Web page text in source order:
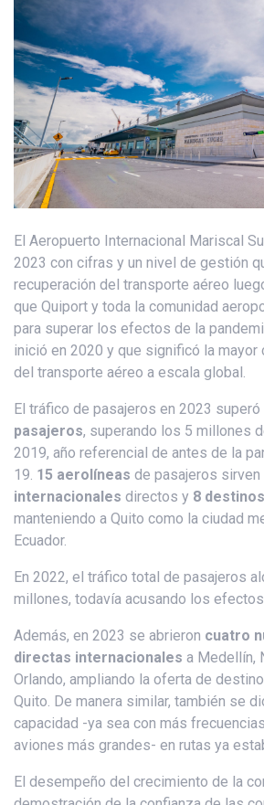
El Aeropuerto Internacional Mariscal
2023 con cifras y un nivel de gestión
recuperación del transporte aéreo
que Quiport y toda la comunidad
para superar los efectos de la
inició en 2020 y que significó la mayor
del transporte aéreo a escala global.
El tráfico de pasajeros en 2023 superó
pasajeros, superando los 5 millones
2019, año referencial de antes de la
19. 15 aerolíneas de pasajeros sirven
internacionales directos y 8
manteniendo a Quito como la ciudad
Ecuador.
En 2022, el tráfico total de pasajeros
millones, todavía acusando los efectos
Además, en 2023 se abrieron cuatro
directas internacionales a Medellín,
Orlando, ampliando la oferta de
Quito. De manera similar, también se
capacidad -ya sea con más
aviones más grandes- en rutas ya
El desempeño del crecimiento de la